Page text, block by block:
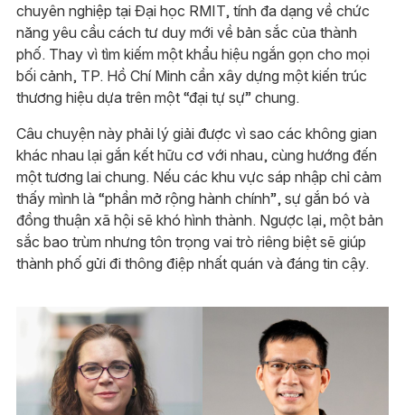
chuyên nghiệp tại Đại học RMIT, tính đa dạng về chức
năng yêu cầu cách tư duy mới về bản sắc của thành
phố. Thay vì tìm kiếm một khẩu hiệu ngắn gọn cho mọi
bối cảnh, TP. Hồ Chí Minh cần xây dựng một kiến trúc
thương hiệu dựa trên một “đại tự sự” chung.
Câu chuyện này phải lý giải được vì sao các không gian
khác nhau lại gắn kết hữu cơ với nhau, cùng hướng đến
một tương lai chung. Nếu các khu vực sáp nhập chỉ cảm
thấy mình là “phần mở rộng hành chính”, sự gắn bó và
đồng thuận xã hội sẽ khó hình thành. Ngược lại, một bản
sắc bao trùm nhưng tôn trọng vai trò riêng biệt sẽ giúp
thành phố gửi đi thông điệp nhất quán và đáng tin cậy.